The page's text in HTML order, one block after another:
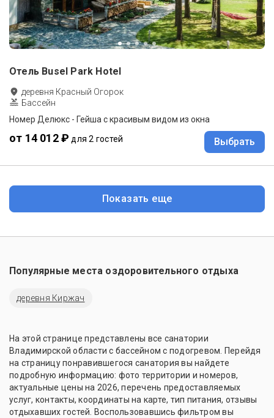
Отель Busel Park Hotel
деревня Красный Огорок
Бассейн
Номер Делюкс - Гейша с красивым видом из окна
от 14 012 ₽ для 2 гостей Выбрать
Показать еще
Популярные места оздоровительного отдыха
деревня Киржач
На этой странице представлены все санатории
Владимирской области с бассейном с подогревом. Перейдя
на страницу понравившегося санатория вы найдете
подробную информацию: фото территории и номеров,
актуальные цены на 2026, перечень предоставляемых
услуг, контакты, координаты на карте, тип питания, отзывы
отдыхавших гостей. Воспользовавшись фильтром вы